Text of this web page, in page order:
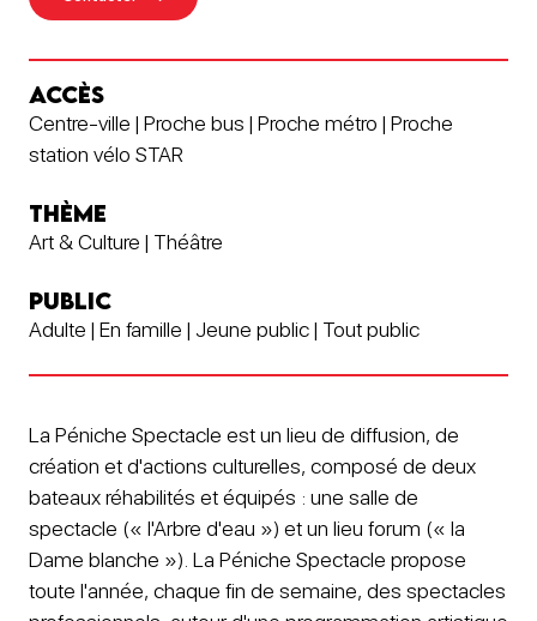
ACCÈS
Centre-ville | Proche bus | Proche métro | Proche
station vélo STAR
THÈME
Art & Culture | Théâtre
PUBLIC
Adulte | En famille | Jeune public | Tout public
La Péniche Spectacle est un lieu de diffusion, de
création et d'actions culturelles, composé de deux
bateaux réhabilités et équipés : une salle de
spectacle (« l'Arbre d'eau ») et un lieu forum (« la
Dame blanche »). La Péniche Spectacle propose
toute l'année, chaque fin de semaine, des spectacles